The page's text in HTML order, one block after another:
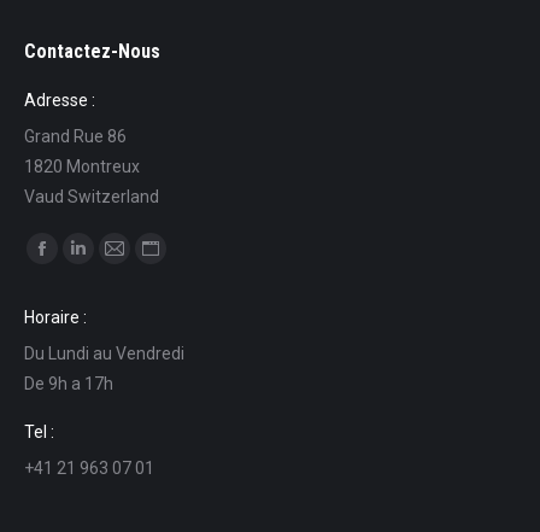
Contactez-Nous
Adresse :
Grand Rue 86
1820 Montreux
Vaud Switzerland
Ci puoi trovare su:
opens
in
new
window
opens
in
new
in
opens
Horaire :
Du Lundi au Vendredi
De 9h a 17h
Tel :
+41 21 963 07 01